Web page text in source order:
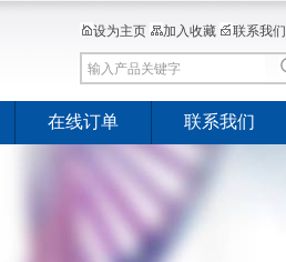
设为主页 加入收藏 联系我们
在线订单 联系我们